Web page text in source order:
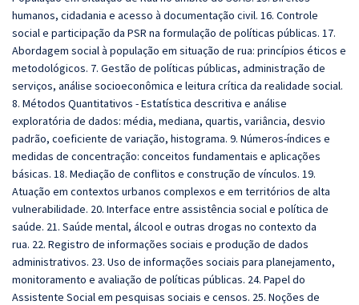
humanos, cidadania e acesso à documentação civil. 16. Controle
social e participação da PSR na formulação de políticas públicas. 17.
Abordagem social à população em situação de rua: princípios éticos e
metodológicos. 7. Gestão de políticas públicas, administração de
serviços, análise socioeconômica e leitura crítica da realidade social.
8. Métodos Quantitativos - Estatística descritiva e análise
exploratória de dados: média, mediana, quartis, variância, desvio
padrão, coeficiente de variação, histograma. 9. Números-índices e
medidas de concentração: conceitos fundamentais e aplicações
básicas. 18. Mediação de conflitos e construção de vínculos. 19.
Atuação em contextos urbanos complexos e em territórios de alta
vulnerabilidade. 20. Interface entre assistência social e política de
saúde. 21. Saúde mental, álcool e outras drogas no contexto da
rua. 22. Registro de informações sociais e produção de dados
administrativos. 23. Uso de informações sociais para planejamento,
monitoramento e avaliação de políticas públicas. 24. Papel do
Assistente Social em pesquisas sociais e censos. 25. Noções de